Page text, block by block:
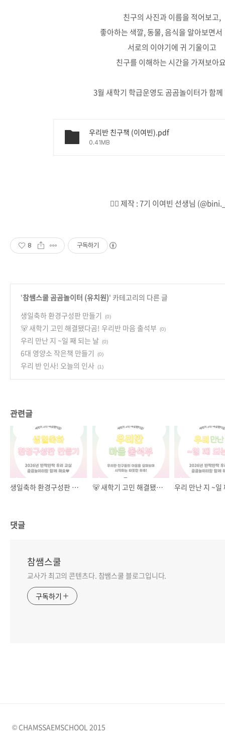
친구의 사진과 이름을 적어보고,
좋아하는 색깔, 동물, 음식을 알아
서로의 이야기에 귀 기울이고
친구를 이해하는 시간을 가져보아
3월 새학기 학급운영도 곰곰놀이터가 함
우리반 친구책 (이여빈).pdf
0.41MB
👉🏻 제작 : 7기 이여빈 선생님
8 구독하기
'참쌤스쿨 곰곰놀이터 (유치원)' 카테고리의 다른 글
생일축하 환경구성판 만들기
(0)
🐻 새학기 고민 해결됐다곰! 우리반 마음 출석부 (0)
우리 만난 지 ~일 째 되는 날 (0)
6대 영양소 작은책 만들기 (0)
우리 반 인사! 오늘의 인사 (1)
관련글
생일축하 환경구성판 만들기 🐻 새학기 고민 해결됐다곰! 우리반 마음 출석부
댓글
참쌤스쿨
교사가 최고의 콘텐츠다. 참쌤스쿨 블로그입니다.
구독하기
© CHAMSSAEMSCHOOL 2015